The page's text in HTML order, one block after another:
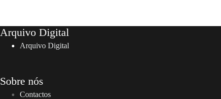
Arquivo Digital
Arquivo Digital
Sobre nós
Contactos